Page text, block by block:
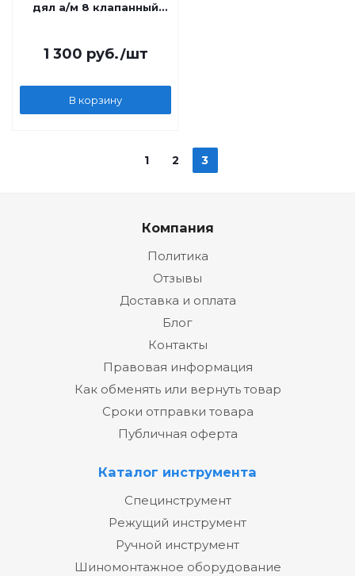
дял а/м 8 клапанный
1 300 руб./шт
В корзину
1 2 3
Компания
Политика
Отзывы
Доставка и оплата
Блог
Контакты
Правовая информация
Как обменять или вернуть товар
Сроки отправки товара
Публичная оферта
Каталог инструмента
Специнструмент
Режущий инструмент
Ручной инструмент
Шиномонтажное оборудование